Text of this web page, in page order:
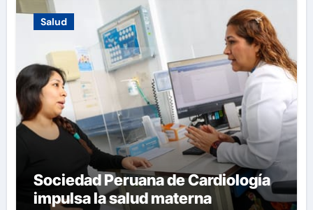
Salud
Sociedad Peruana de Cardiología
impulsa la salud materna